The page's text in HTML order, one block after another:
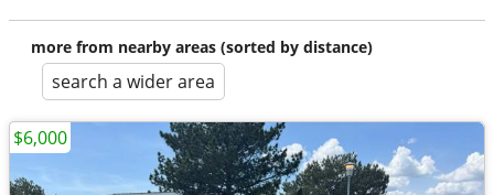
more from nearby areas (sorted by distance)
search a wider area
$6,000